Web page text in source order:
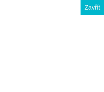
Zavřít